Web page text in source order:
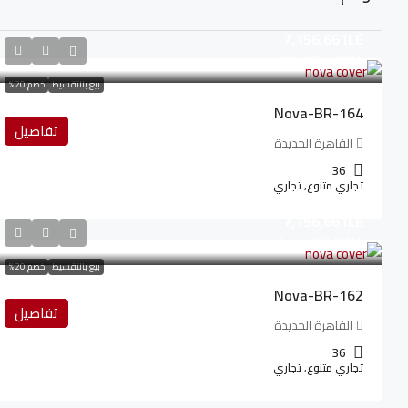
بيع بالتقسيط خصم 20%
7,156,661LE
Nova-BR-164
القاهرة الجديدة
36
تجاري متنوع, تجاري
تفاصيل
بيع بالتقسيط خصم 20%
Nova-BR-162
القاهرة الجديدة
36
تجاري متنوع, تجاري
تفاصيل